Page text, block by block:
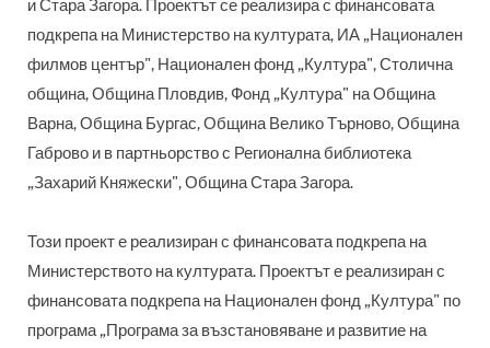
и Стара Загора. Проектът се реализира с финансовата
подкрепа на Министерство на културата, ИА „Национален
филмов център", Национален фонд „Култура", Столична
община, Община Пловдив, Фонд „Култура" на Община
Варна, Община Бургас, Община Велико Търново, Община
Габрово и в партньорство с Регионална библиотека
„Захарий Княжески", Община Стара Загора.
Този проект е реализиран с финансовата подкрепа на
Министерството на културата. Проектът е реализиран с
финансовата подкрепа на Национален фонд „Култура" по
програма „Програма за възстановяване и развитие на